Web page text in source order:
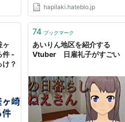
hapilaki.hateblo.jp
ヶ
件 -
？
74 ブックマーク
あいりん地区を紹介する
Vtuber 日雇礼子がすごい